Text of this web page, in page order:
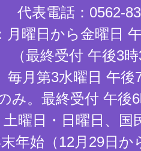
代表電話：0562-
月曜日から金曜日
（最終受付 午後3
毎月第3水曜日 午後
み。最終受付 午
土曜日・日曜日、国
年始（12月29日か